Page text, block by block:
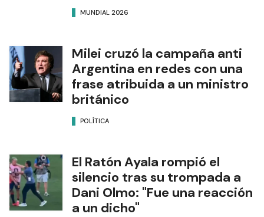
MUNDIAL 2026
Milei cruzó la campaña anti
Argentina en redes con una
frase atribuida a un ministro
británico
POLÍTICA
El Ratón Ayala rompió el
silencio tras su trompada a
Dani Olmo: "Fue una reacción
a un dicho"